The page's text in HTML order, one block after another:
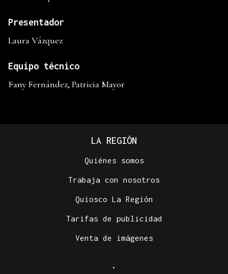
Presentador
Laura Vázquez
Equipo técnico
Fany Fernández, Patricia Mayor
LA REGIÓN
Quiénes somos
Trabaja con nosotros
Quiosco La Región
Tarifas de publicidad
Venta de imágenes
.